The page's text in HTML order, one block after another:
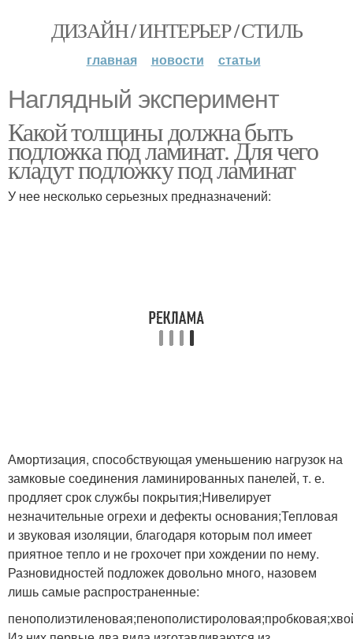
ДИЗАЙН / ИНТЕРЬЕР / СТИЛЬ
главная новости статьи
Наглядный эксперимент
Какой толщины должна быть
подложка под ламинат. Для чего
кладут подложку под ламинат
У нее несколько серьезных предназначений:
Амортизация, способствующая уменьшению нагрузок на
замковые соединения ламинированных панелей, т. е.
продляет срок службы покрытия;Нивелирует
незначительные огрехи и дефекты основания;Тепловая
и звуковая изоляции, благодаря которым пол имеет
приятное тепло и не грохочет при хождении по нему.
Разновидностей подложек довольно много, назовем
лишь самые распространенные: